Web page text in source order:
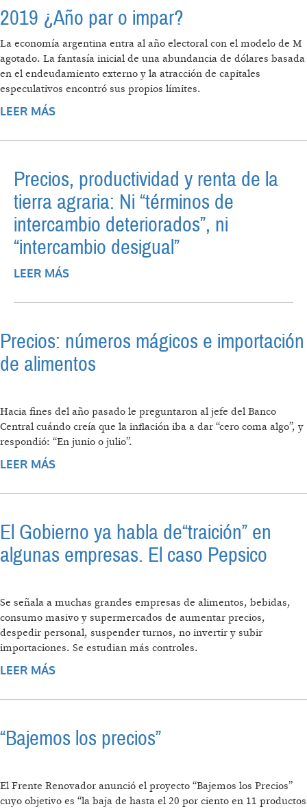
2019 ¿Año par o impar?
La economía argentina entra al año electoral con el modelo de M
agotado. La fantasía inicial de una abundancia de dólares basada
en el endeudamiento externo y la atracción de capitales
especulativos encontró sus propios límites.
LEER MÁS
Precios, productividad y renta de la
tierra agraria: Ni “términos de
intercambio deteriorados”, ni
“intercambio desigual”
LEER MÁS
“TÉRMINOS DE INTERCAMBIO
DESIGUAL”
Precios: números mágicos e importación
de alimentos
Hacia fines del año pasado le preguntaron al jefe del Banco
Central cuándo creía que la inflación iba a dar “cero coma algo”, y
respondió: “En junio o julio”.
LEER MÁS
El Gobierno ya habla de“traición” en
algunas empresas. El caso Pepsico
Se señala a muchas grandes empresas de alimentos, bebidas,
consumo masivo y supermercados de aumentar precios,
despedir personal, suspender turnos, no invertir y subir
importaciones. Se estudian más controles.
LEER MÁS
CASO PEPSICO
“Bajemos los precios”
El Frente Renovador anunció el proyecto “Bajemos los Precios”
cuyo objetivo es “la baja de hasta el 20 por ciento en 11 productos